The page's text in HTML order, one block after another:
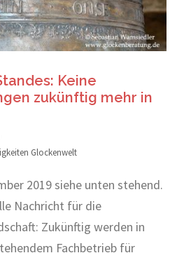
Keine
zukünftig mehr in
Glockenwelt
2019 siehe unten stehend.
Nachricht für die
Zukünftig werden in
Fachbetrieb für